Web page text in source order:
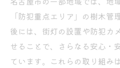
「防犯重点エリア」の樹木
後には、街灯の設置や防犯カ
せることで、さらなる安心・
ています。これらの取り組み